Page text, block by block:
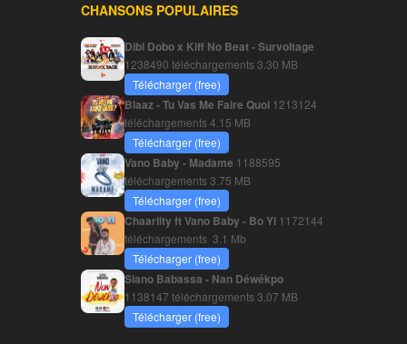
CHANSONS POPULAIRES
Dibi Dobo x Kiff No Beat - Survoltage
1238490 téléchargements3.30 MB
Télécharger (free)
Blaaz - Tu Vas Me Faire Quoi 1213124
téléchargements4.15 MB
Télécharger (free)
Vano Baby - Madame 1188595
téléchargements3.75 MB
Télécharger (free)
Chaarlity ft Vano Baby - Bo Yi 1172144
téléchargements 3.1 Mb
Télécharger (free)
Siano Babassa - Nan Déwékpo
1138147 téléchargements3.07 MB
Télécharger (free)